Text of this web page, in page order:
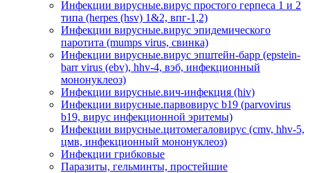
Инфекции вирусные.вирус простого герпеса 1 и 2
типа (herpes (hsv) 1&2, впг-1,2)
Инфекции вирусные.вирус эпидемического
паротита (mumps virus, свинка)
Инфекции вирусные.вирус эпштейн-барр (epstein-
barr virus (ebv), hhv-4, вэб, инфекционный
мононуклеоз)
Инфекции вирусные.вич-инфекция (hiv)
Инфекции вирусные.парвовирус b19 (parvovirus
b19, вирус инфекционной эритемы)
Инфекции вирусные.цитомегаловирус (cmv, hhv-5,
цмв, инфекционный мононуклеоз)
Инфекции грибковые
Паразиты, гельминты, простейшие